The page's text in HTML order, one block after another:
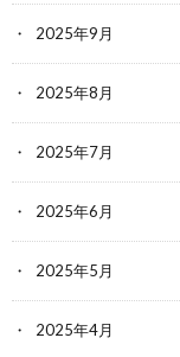
2025年9月
2025年8月
2025年7月
2025年6月
2025年5月
2025年4月